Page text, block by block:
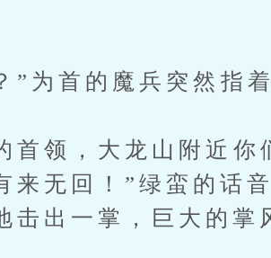
为首的魔兵突然指着
领，大龙山附近你
来无回！”绿蛮的话
击出一掌，巨大的掌